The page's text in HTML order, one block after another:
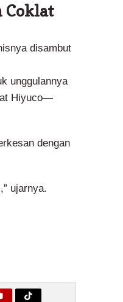
Coklat
disambut
unggulannya
Hiyuco—
dengan
ujarnya.